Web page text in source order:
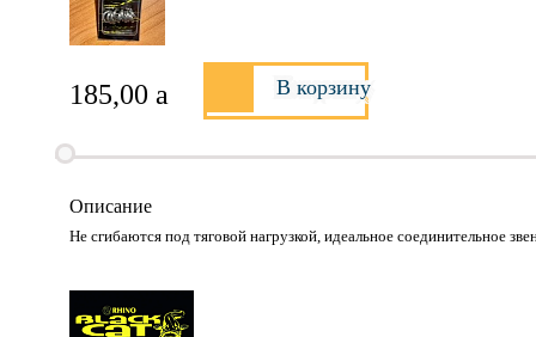
185,00 a В корзину
Описание
Не сгибаются под тяговой нагрузкой, идеальное соединительное